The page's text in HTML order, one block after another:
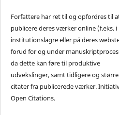
Forfattere har ret til og opfordres til
publicere deres værker online (f.eks. i
institutionslagre eller på deres
forud for og under
da dette kan føre til produktive
udvekslinger, samt tidligere og større
citater fra publicerede værker.
Open Citations.